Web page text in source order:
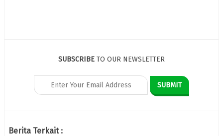
SUBSCRIBE TO OUR NEWSLETTER
Berita Terkait :